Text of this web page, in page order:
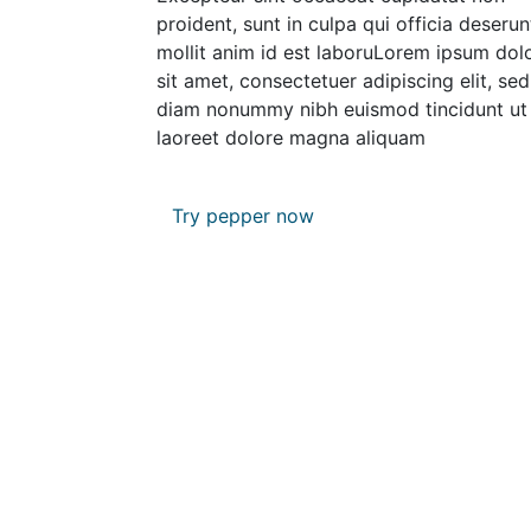
proident, sunt in culpa qui officia
mollit anim id est laboruLorem ipsum
sit amet, consectetuer adipiscing elit, sed
diam nonummy nibh euismod tincidunt ut
laoreet dolore magna aliquam
Try pepper now